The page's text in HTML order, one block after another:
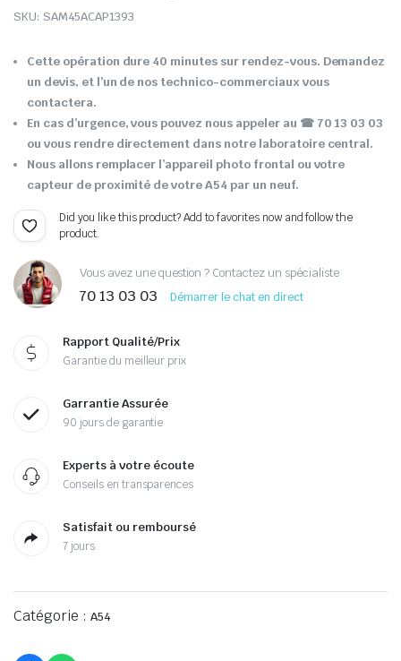
SKU: SAM45ACAP1393
Cette opération dure 40 minutes sur rendez-vous. Demandez
un devis, et l’un de nos technico-commerciaux vous
contactera.
En cas d’urgence, vous pouvez nous appeler au ☎ 70 13 03 03
ou vous rendre directement dans notre laboratoire central.
Nous allons remplacer l’appareil photo frontal ou votre
capteur de proximité de votre A54 par un neuf.
Did you like this product? Add to favorites now and follow the
product.
Vous avez une question ? Contactez un spécialiste
70 13 03 03 Démarrer le chat en direct
Rapport Qualité/Prix
Garantie du meilleur prix
Garrantie Assurée
90 jours de garantie
Experts à votre écoute
Conseils en transparences
Satisfait ou remboursé
7 jours
Catégorie : A54